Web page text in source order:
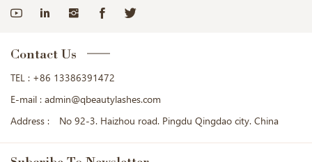
Contact Us
TEL : +86 13386391472
E-mail : admin@qbeautylashes.com
Address :
No 92-3. Haizhou road. Pingdu Qingdao city. China